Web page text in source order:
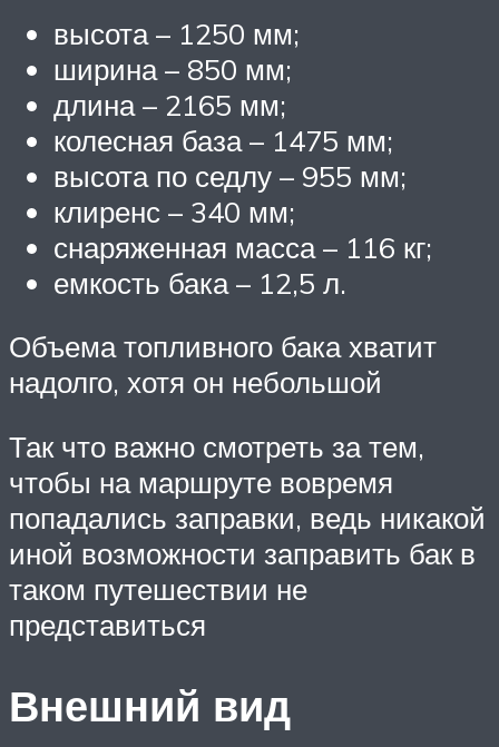
высота – 1250 мм;
ширина – 850 мм;
длина – 2165 мм;
колесная база – 1475 мм;
высота по седлу – 955 мм;
клиренс – 340 мм;
снаряженная масса – 116 кг;
емкость бака – 12,5 л.
Объема топливного бака хватит
надолго, хотя он небольшой
Так что важно смотреть за тем,
чтобы на маршруте вовремя
попадались заправки, ведь никакой
иной возможности заправить бак в
таком путешествии не
представиться
Внешний вид